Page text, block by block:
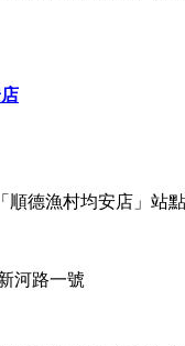
順德漁村均安店」站
河路一號